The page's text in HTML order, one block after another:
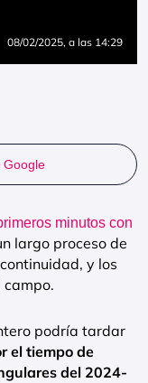
08/02/2025, a las 14:29
Google
minutos con
largo proceso de
y los
campo.
podría tardar
el tiempo de
del 2024-